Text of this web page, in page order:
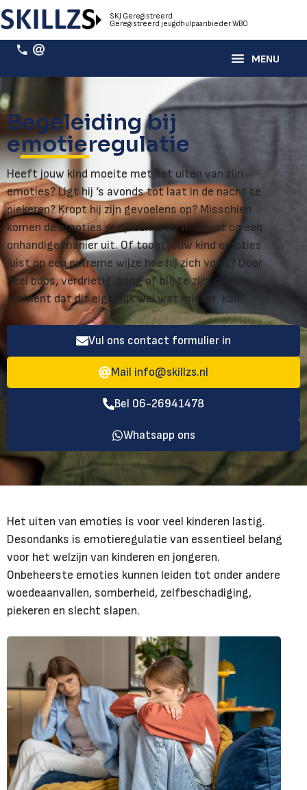
SKJ Geregistreerd
Geregistreerd jeugdhulpaanbieder WBO
Begeleiding bij
emotieregulatie
Heeft jouw kind moeite met het uiten van zijn
emoties? Ligt hij ‘s avonds tot laat in de nacht te
piekeren? Kropt hij zijn gevoelens op? Misschien
komen de emoties er op een later moment op een
onhandige manier uit. Of toont jouw kind emoties
juist op een extreme wijze hoe hij zich voelt? Door
heel boos, verdrietig, bang of blij te zijn, op een
moment dat dit eigenlijk wel wat minder kan.
Vul ons contact formulier in
Mail info@skillzs.nl
Bel 06-26941478
Whatsapp ons
Het uiten van emoties is voor veel kinderen lastig.
Desondanks is emotieregulatie van essentieel belang
voor het welzijn van kinderen en jongeren.
Onbeheerste emoties kunnen leiden tot onder andere
woedeaanvallen, somberheid, zelfbeschadiging,
piekeren en slecht slapen.